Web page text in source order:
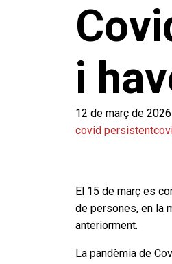
i
12 de març de 2026
covid persistent
El 15 de març es
de persones, en la
anteriorment.
La pandèmia de